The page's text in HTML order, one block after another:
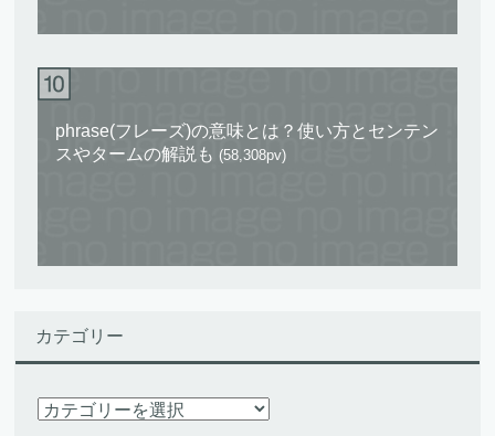
phrase(フレーズ)の意味とは？使い方とセンテン
スやタームの解説も (58,308pv)
カテゴリー
カ